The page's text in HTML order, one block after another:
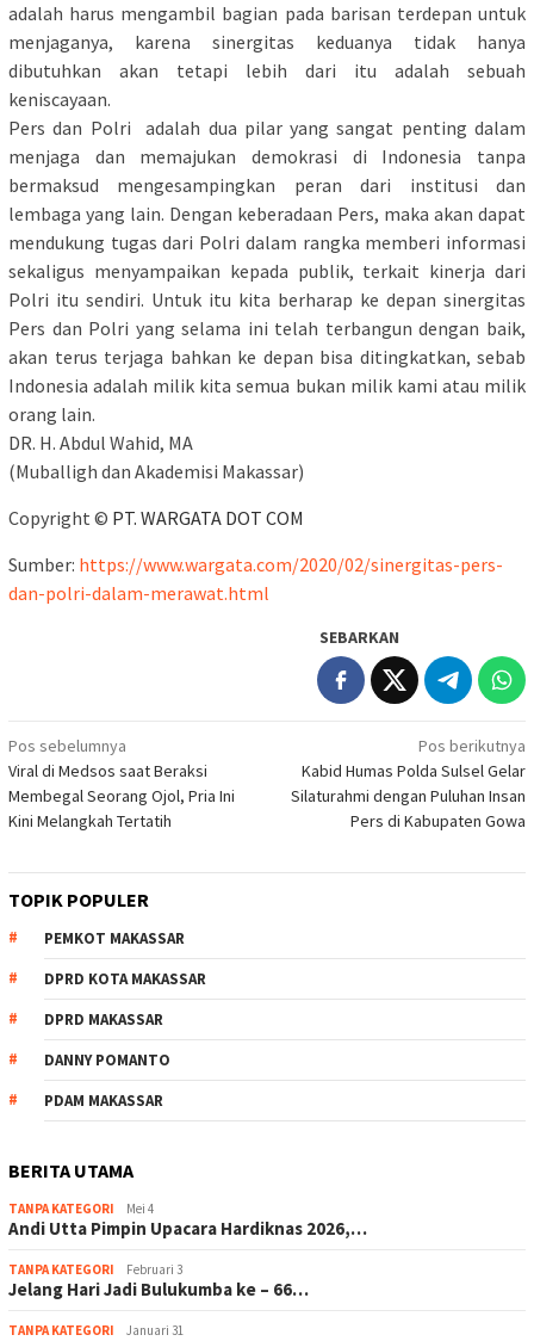
adalah harus mengambil bagian pada barisan terdepan untuk
menjaganya, karena sinergitas keduanya tidak hanya
dibutuhkan akan tetapi lebih dari itu adalah sebuah
keniscayaan.
Pers dan Polri adalah dua pilar yang sangat penting dalam
menjaga dan memajukan demokrasi di Indonesia tanpa
bermaksud mengesampingkan peran dari institusi dan
lembaga yang lain. Dengan keberadaan Pers, maka akan dapat
mendukung tugas dari Polri dalam rangka memberi informasi
sekaligus menyampaikan kepada publik, terkait kinerja dari
Polri itu sendiri. Untuk itu kita berharap ke depan sinergitas
Pers dan Polri yang selama ini telah terbangun dengan baik,
akan terus terjaga bahkan ke depan bisa ditingkatkan, sebab
Indonesia adalah milik kita semua bukan milik kami atau milik
orang lain.
DR. H. Abdul Wahid, MA
(Muballigh dan Akademisi Makassar)
Copyright © PT. WARGATA DOT COM
Sumber: https://www.wargata.com/2020/02/sinergitas-pers-
dan-polri-dalam-merawat.html
SEBARKAN
Navigasi
pos
Pos sebelumnya
Viral di Medsos saat Beraksi
Membegal Seorang Ojol, Pria Ini
Kini Melangkah Tertatih
Pos berikutnya
Kabid Humas Polda Sulsel Gelar
Silaturahmi dengan Puluhan Insan
Pers di Kabupaten Gowa
TOPIK POPULER
PEMKOT MAKASSAR
DPRD KOTA MAKASSAR
DPRD MAKASSAR
DANNY POMANTO
PDAM MAKASSAR
BERITA UTAMA
TANPA KATEGORI Mei 4
Andi Utta Pimpin Upacara Hardiknas 2026,…
TANPA KATEGORI Februari 3
Jelang Hari Jadi Bulukumba ke – 66…
TANPA KATEGORI Januari 31